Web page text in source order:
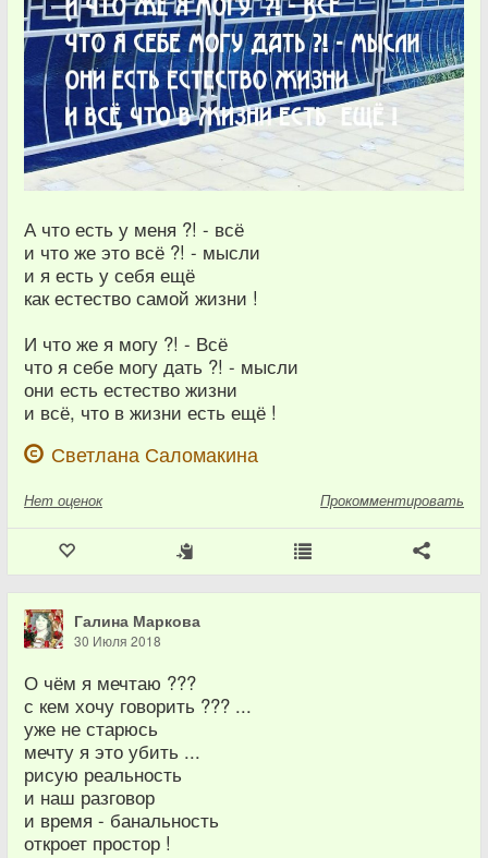
А что есть у меня ?! - всё
и что же это всё ?! - мысли
и я есть у себя ещё
как естество самой жизни !
И что же я могу ?! - Всё
что я себе могу дать ?! - мысли
они есть естество жизни
и всё, что в жизни есть ещё !
Светлана Саломакина
Нет оценок Прокомментировать
Галина Маркова
30 Июля 2018
О чём я мечтаю ???
с кем хочу говорить ??? ...
уже не старюсь
мечту я это убить ...
рисую реальность
и наш разговор
и время - банальность
откроет простор !